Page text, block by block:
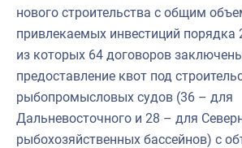
нового строительства с общим
привлекаемых инвестиций порядка
из которых 64 договоров
предоставление квот под
рыбопромысловых судов (36 – для
Дальневосточного и 28 – для
рыбохозяйственных бассейнов) с